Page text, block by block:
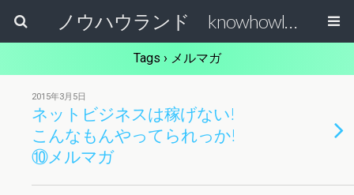
ノウハウランド knowhowland
Tags › メルマガ
2015年3月5日
ネットビジネスは稼げない!
こんなもんやってられっか!
⑩メルマガ